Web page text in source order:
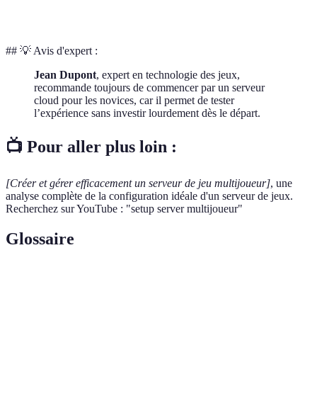
## 💡 Avis d'expert :
Jean Dupont, expert en technologie des jeux,
recommande toujours de commencer par un serveur
cloud pour les novices, car il permet de tester
l’expérience sans investir lourdement dès le départ.
📺 Pour aller plus loin :
[Créer et gérer efficacement un serveur de jeu multijoueur], une
analyse complète de la configuration idéale d'un serveur de jeux.
Recherchez sur YouTube : "setup server multijoueur"
Glossaire